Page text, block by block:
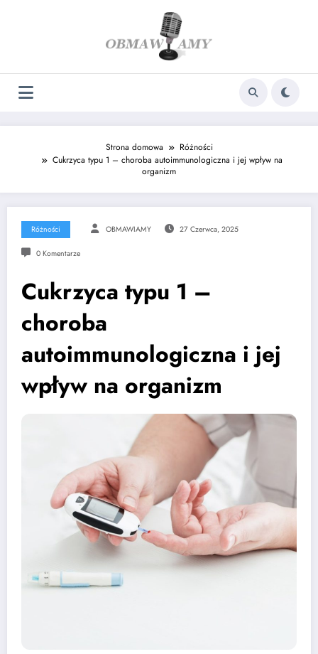
Strona domowa
Różności
Cukrzyca typu 1 – choroba autoimmunologiczna i jej wpływ na
organizm
Różności OBMAWIAMY 27 Czerwca, 2025
0 Komentarze
Cukrzyca typu 1 –
choroba
autoimmunologiczna i jej
wpływ na organizm